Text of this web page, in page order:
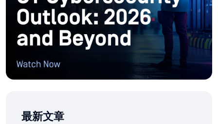
最新文章